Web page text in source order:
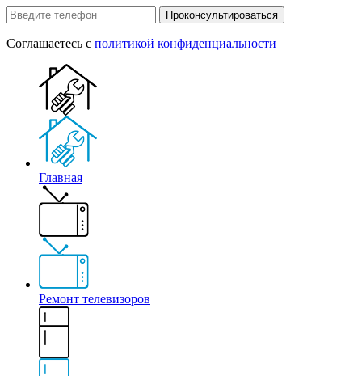
Проконсультироваться
Соглашаетесь с политикой конфиденциальности
Главная
Ремонт телевизоров